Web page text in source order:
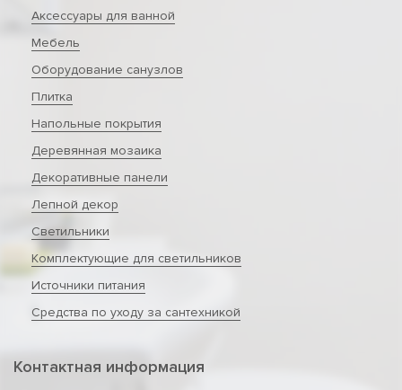
Аксессуары для ванной
Мебель
Оборудование санузлов
Плитка
Напольные покрытия
Деревянная мозаика
Декоративные панели
Лепной декор
Светильники
Комплектующие для светильников
Источники питания
Средства по уходу за сантехникой
Контактная информация